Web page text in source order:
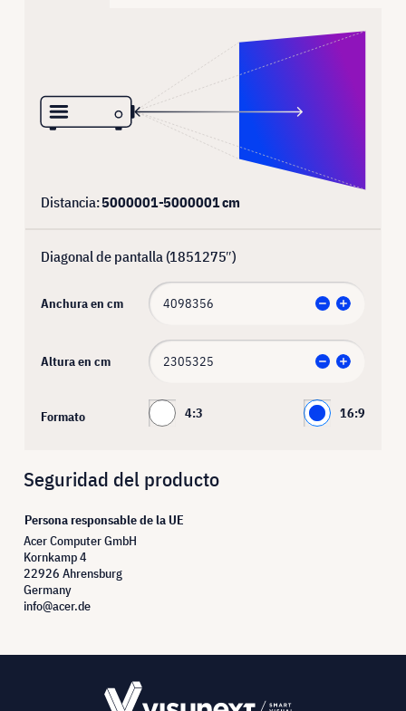
Distancia:5000001-5000001cm
Diagonal de pantalla (1851275″)
Anchura en cm
Altura en cm
Formato 4:3 16:9
Seguridad del producto
Persona responsable de la UE
Acer Computer GmbH
Kornkamp 4
22926 Ahrensburg
Germany
info@acer.de